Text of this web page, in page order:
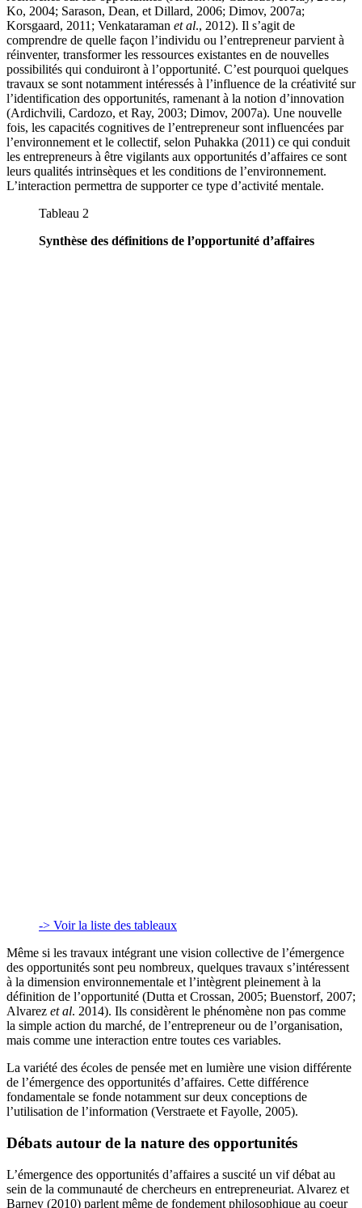
Ko, 2004; Sarason, Dean, et Dillard, 2006; Dimov, 2007a;
Korsgaard, 2011; Venkataraman et al., 2012). Il s’agit de
comprendre de quelle façon l’individu ou l’entrepreneur parvient à
réinventer, transformer les ressources existantes en de nouvelles
possibilités qui conduiront à l’opportunité. C’est pourquoi quelques
travaux se sont notamment intéressés à l’influence de la créativité sur
l’identification des opportunités, ramenant à la notion d’innovation
(Ardichvili, Cardozo, et Ray, 2003; Dimov, 2007a). Une nouvelle
fois, les capacités cognitives de l’entrepreneur sont influencées par
l’environnement et le collectif, selon Puhakka (2011) ce qui conduit
les entrepreneurs à être vigilants aux opportunités d’affaires ce sont
leurs qualités intrinsèques et les conditions de l’environnement.
L’interaction permettra de supporter ce type d’activité mentale.
Tableau 2
Synthèse des définitions de l’opportunité d’affaires
-> Voir la liste des tableaux
Même si les travaux intégrant une vision collective de l’émergence
des opportunités sont peu nombreux, quelques travaux s’intéressent
à la dimension environnementale et l’intègrent pleinement à la
définition de l’opportunité (Dutta et Crossan, 2005; Buenstorf, 2007;
Alvarez et al. 2014). Ils considèrent le phénomène non pas comme
la simple action du marché, de l’entrepreneur ou de l’organisation,
mais comme une interaction entre toutes ces variables.
La variété des écoles de pensée met en lumière une vision différente
de l’émergence des opportunités d’affaires. Cette différence
fondamentale se fonde notamment sur deux conceptions de
l’utilisation de l’information (Verstraete et Fayolle, 2005).
Débats autour de la nature des opportunités
L’émergence des opportunités d’affaires a suscité un vif débat au
sein de la communauté de chercheurs en entrepreneuriat. Alvarez et
Barney (2010) parlent même de fondement philosophique au coeur